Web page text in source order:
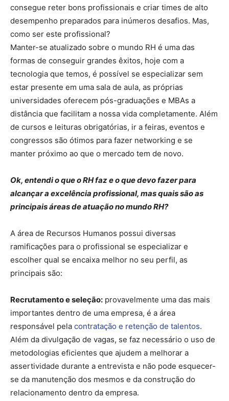
consegue reter bons profissionais e criar times de alto
desempenho preparados para inúmeros desafios. Mas,
como ser este profissional?
Manter-se atualizado sobre o mundo RH é uma das
formas de conseguir grandes êxitos, hoje com a
tecnologia que temos, é possível se especializar sem
estar presente em uma sala de aula, as próprias
universidades oferecem pós-graduações e MBAs a
distância que facilitam a nossa vida completamente. Além
de cursos e leituras obrigatórias, ir a feiras, eventos e
congressos são ótimos para fazer networking e se
manter próximo ao que o mercado tem de novo.
Ok, entendi o que o RH faz e o que devo fazer para
alcançar a excelência profissional, mas quais são as
principais áreas de atuação no mundo RH?
A área de Recursos Humanos possui diversas
ramificações para o profissional se especializar e
escolher qual se encaixa melhor no seu perfil, as
principais são:
Recrutamento e seleção: provavelmente uma das mais
importantes dentro de uma empresa, é a área
responsável pela contratação e retenção de talentos.
Além da divulgação de vagas, se faz necessário o uso de
metodologias eficientes que ajudem a melhorar a
assertividade durante a entrevista e não pode esquecer-
se da manutenção dos mesmos e da construção do
relacionamento dentro da empresa.